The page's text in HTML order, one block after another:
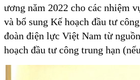
ương năm 2022 cho các nhiệm
và bổ sung Kế hoạch đầu tư
đoàn điện lực Việt Nam từ
hoạch đầu tư công trung hạn